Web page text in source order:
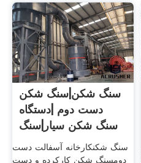
سنگ شکن|سنگ شکن
دست دوم |دستگاه
سنگ شکن سیار|سنگ
شکن ...
سنگ شکنکارخانه آسفالت دست
دومسنگ شکن کارکرده و دست